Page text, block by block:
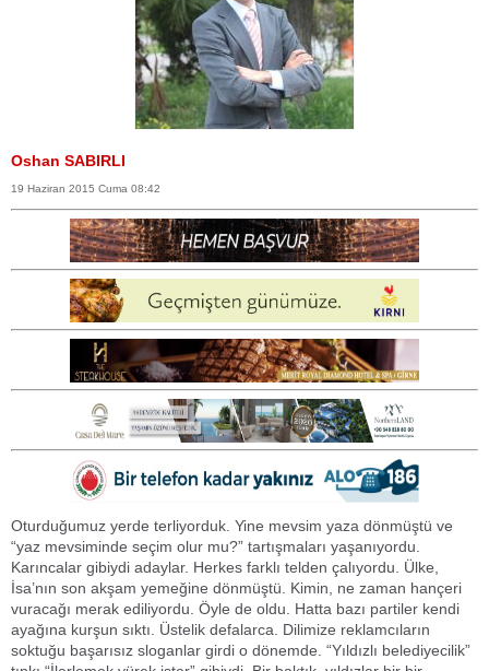
Oshan SABIRLI
19 Haziran 2015 Cuma 08:42
Oturduğumuz yerde terliyorduk. Yine mevsim yaza dönmüştü ve
“yaz mevsiminde seçim olur mu?” tartışmaları yaşanıyordu.
Karıncalar gibiydi adaylar. Herkes farklı telden çalıyordu. Ülke,
İsa’nın son akşam yemeğine dönmüştü. Kimin, ne zaman hançeri
vuracağı merak ediliyordu. Öyle de oldu. Hatta bazı partiler kendi
ayağına kurşun sıktı. Üstelik defalarca. Dilimize reklamcıların
soktuğu başarısız sloganlar girdi o dönemde. “Yıldızlı belediyecilik”